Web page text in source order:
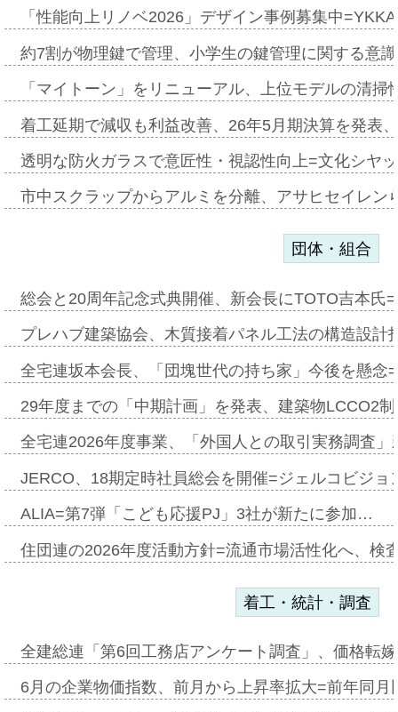
「性能向上リノベ2026」デザイン事例募集中
約7割が物理鍵で管理、小学生の鍵管理に関する意
「マイトーン」をリニューアル、上位モデルの清
着工延期で減収も利益改善、26年5月期決算を発表
透明な防火ガラスで意匠性・視認性向上=文化シヤ
市中スクラップからアルミを分離、アサヒセイレ
団体・組合
総会と20周年記念式典開催、新会長にTOTO吉本氏
プレハブ建築協会、木質接着パネル工法の構造設
全宅連坂本会長、「団塊世代の持ち家」今後を懸
29年度までの「中期計画」を発表、建築物LCCO2
全宅連2026年度事業、「外国人との取引実務調査
JERCO、18期定時社員総会を開催=ジェルコビジ
ALIA=第7弾「こども応援PJ」3社が新たに参加…
住団連の2026年度活動方針=流通市場活性化へ、検
着工・統計・調査
全建総連「第6回工務店アンケート調査」、価格転
6月の企業物価指数、前月から上昇率拡大=前年同